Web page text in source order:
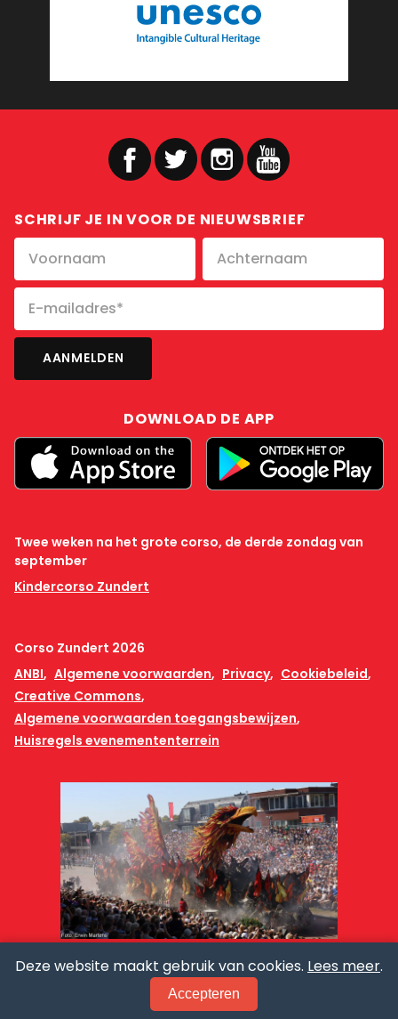
PRAKTISCH
SCHRIJF JE IN VOOR DE NIEUWSBRIEF
DOWNLOAD DE APP
Twee weken na het grote corso, de derde zondag van
september
Kindercorso Zundert
Corso Zundert 2026
ANBI
Algemene voorwaarden Privacy
Cookiebeleid
Creative Commons
Algemene voorwaarden toegangsbewijzen
Huisregels evenemententerrein
Deze website maakt gebruik van cookies. Lees meer.
Accepteren